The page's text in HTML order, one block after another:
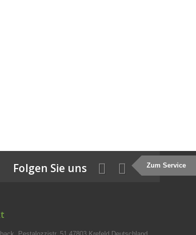
Folgen Sie uns Zum Service